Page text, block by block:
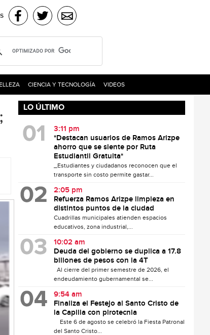
CIENCIA Y TECNOLOGÍA VIDEOS
LO ÚLTIMO
3:11 pm
*Destacan usuarios de Ramos Arizpe
ahorro que se siente por Ruta
Estudiantil Gratuita*
_Estudiantes y ciudadanos reconocen que el
transporte sin costo permite gastar...
2:05 pm
Refuerza Ramos Arizpe limpieza en
distintos puntos de la ciudad
Cuadrillas municipales atienden espacios
educativos, zona industrial,...
10:02 am
Deuda del gobierno se duplica a 17.8
billones de pesos con la 4T
Al cierre del primer semestre de 2026, el
endeudamiento gubernamental se...
9:54 am
Finaliza el Festejo al Santo Cristo de
la Capilla con pirotecnia
Este 6 de agosto se celebró la Fiesta Patronal
del Santo Cristo...